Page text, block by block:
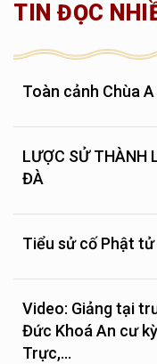
TIN ĐỌC
Toàn cảnh Chùa A
LƯỢC SỬ THÀNH
ĐÀ
Tiểu sử cố Phật tử
Video: Giảng tại
Đức Khoá An cư
Trực,...